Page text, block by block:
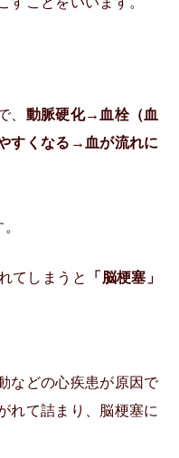
、 動脈硬化→血栓（血
すくなる→血が流れに
てしまうと
「脳梗塞」
などの心疾患が原因で
れて詰まり、脳梗塞に